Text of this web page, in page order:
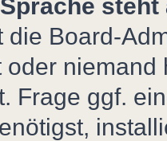
die Board-
oder
Frage ggf.